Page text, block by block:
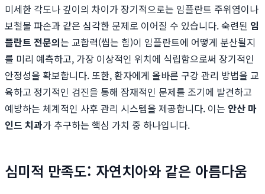
미세한 각도나 깊이의 차이가 장기적으로는 임플란트 주위염이나
보철물 파손과 같은 심각한 문제로 이어질 수 있습니다. 숙련된 임
플란트 전문의는 교합력(씹는 힘)이 임플란트에 어떻게 분산될지
를 미리 예측하고, 가장 이상적인 위치에 식립함으로써 장기적인
안정성을 확보합니다. 또한, 환자에게 올바른 구강 관리 방법을 교
육하고 정기적인 검진을 통해 잠재적인 문제를 조기에 발견하고
예방하는 체계적인 사후 관리 시스템을 제공합니다. 이는 안산 마
인드 치과가 추구하는 핵심 가치 중 하나입니다.
심미적 만족도: 자연치아와 같은 아름다움